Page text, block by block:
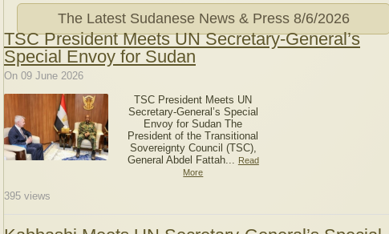
The Latest Sudanese News & Press 8/6/2026
TSC President Meets UN Secretary-General’s
Special Envoy for Sudan
On 09 June 2026
TSC President Meets UN
Secretary-General’s Special
Envoy for Sudan The
President of the Transitional
Sovereignty Council (TSC),
General Abdel Fattah...
Read
More
395 views